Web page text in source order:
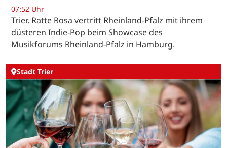
07:52 Uhr
Trier. Ratte Rosa vertritt Rheinland-Pfalz mit ihrem
düsteren Indie-Pop beim Showcase des
Musikforums Rheinland-Pfalz in Hamburg.
Stadt Trier